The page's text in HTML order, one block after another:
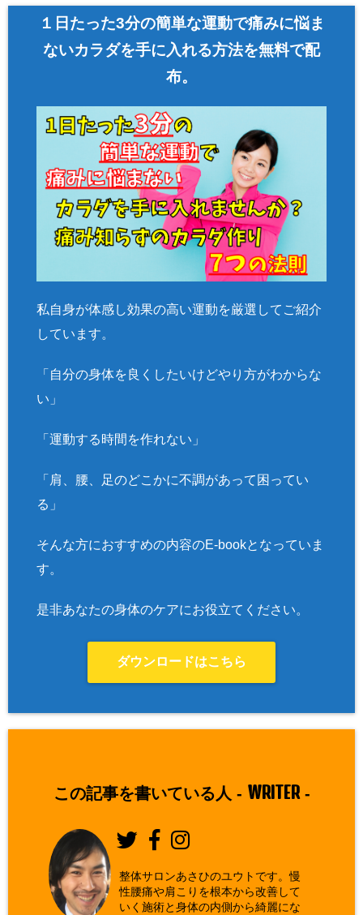
１日たった3分の簡単な運動で痛みに悩ま
ないカラダを手に入れる方法を無料で配
布。
私自身が体感し効果の高い運動を厳選してご紹介
しています。
「自分の身体を良くしたいけどやり方がわからな
い」
「運動する時間を作れない」
「肩、腰、足のどこかに不調があって困ってい
る」
そんな方におすすめの内容のE-bookとなっていま
す。
是非あなたの身体のケアにお役立てください。
ダウンロードはこちら
この記事を書いている人 - WRITER-
整体サロンあさひのユウトです。慢
性腰痛や肩こりを根本から改善して
いく施術と身体の内側から綺麗にな